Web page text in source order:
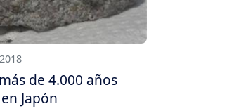
de 4.000 años
Japón